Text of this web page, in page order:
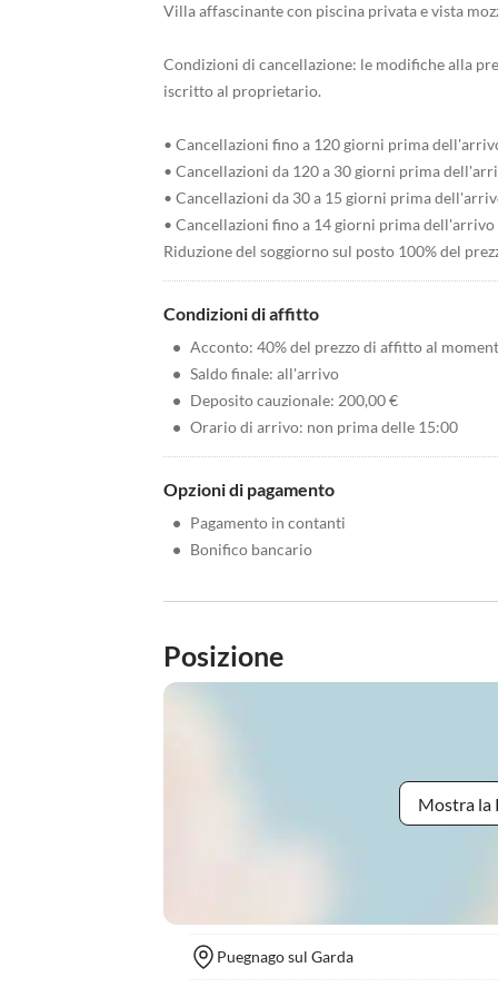
Villa affascinante con piscina privata e vista
Condizioni di cancellazione: le modifiche alla
iscritto al proprietario.
• Cancellazioni fino a 120 giorni prima
• Cancellazioni da 120 a 30 giorni prima
• Cancellazioni da 30 a 15 giorni prima
• Cancellazioni fino a 14 giorni prima dell'arrivo
Riduzione del soggiorno sul posto 100% del
Condizioni di affitto
• Acconto: 40% del prezzo di affitto al
• Saldo finale: all'arrivo
• Deposito cauzionale: 200,00 €
• Orario di arrivo: non prima delle 15:00
Opzioni di pagamento
• Pagamento in contanti
• Bonifico bancario
Posizione
Mostra la
Puegnago sul Garda